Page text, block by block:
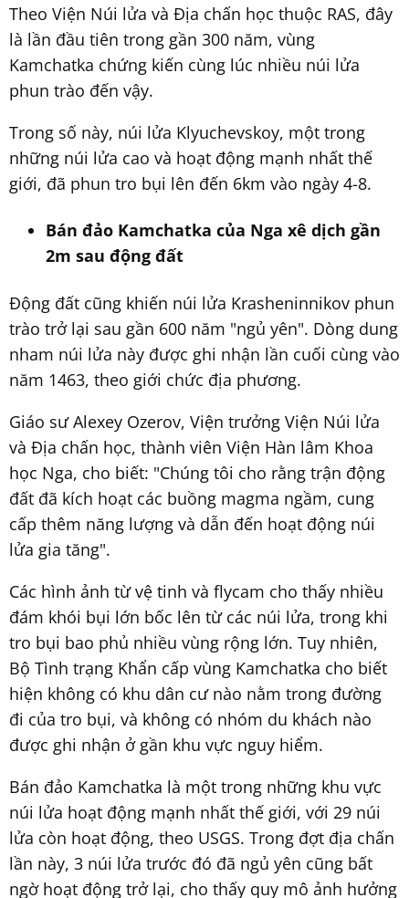
Theo Viện Núi lửa và Địa chấn học thuộc RAS, đây
là lần đầu tiên trong gần 300 năm, vùng
Kamchatka chứng kiến cùng lúc nhiều núi lửa
phun trào đến vậy.
Trong số này, núi lửa Klyuchevskoy, một trong
những núi lửa cao và hoạt động mạnh nhất thế
giới, đã phun tro bụi lên đến 6km vào ngày 4-8.
Bán đảo Kamchatka của Nga xê dịch gần
2m sau động đất
Động đất cũng khiến núi lửa Krasheninnikov phun
trào trở lại sau gần 600 năm "ngủ yên". Dòng dung
nham núi lửa này được ghi nhận lần cuối cùng vào
năm 1463, theo giới chức địa phương.
Giáo sư Alexey Ozerov, Viện trưởng Viện Núi lửa
và Địa chấn học, thành viên Viện Hàn lâm Khoa
học Nga, cho biết: "Chúng tôi cho rằng trận động
đất đã kích hoạt các buồng magma ngầm, cung
cấp thêm năng lượng và dẫn đến hoạt động núi
lửa gia tăng".
Các hình ảnh từ vệ tinh và flycam cho thấy nhiều
đám khói bụi lớn bốc lên từ các núi lửa, trong khi
tro bụi bao phủ nhiều vùng rộng lớn. Tuy nhiên,
Bộ Tình trạng Khẩn cấp vùng Kamchatka cho biết
hiện không có khu dân cư nào nằm trong đường
đi của tro bụi, và không có nhóm du khách nào
được ghi nhận ở gần khu vực nguy hiểm.
Bán đảo Kamchatka là một trong những khu vực
núi lửa hoạt động mạnh nhất thế giới, với 29 núi
lửa còn hoạt động, theo USGS. Trong đợt địa chấn
lần này, 3 núi lửa trước đó đã ngủ yên cũng bất
ngờ hoạt động trở lại, cho thấy quy mô ảnh hưởng